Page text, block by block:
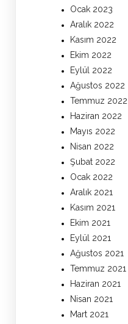
Ocak 2023
Aralık 2022
Kasım 2022
Ekim 2022
Eylül 2022
Ağustos 2022
Temmuz 2022
Haziran 2022
Mayıs 2022
Nisan 2022
Şubat 2022
Ocak 2022
Aralık 2021
Kasım 2021
Ekim 2021
Eylül 2021
Ağustos 2021
Temmuz 2021
Haziran 2021
Nisan 2021
Mart 2021